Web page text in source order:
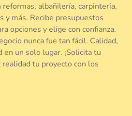
albañilería, carpintería,
y más. Recibe presupuestos
opciones y elige con confianza.
nunca fue tan fácil. Calidad,
en un solo lugar. ¡Solicita tu
tu proyecto con los